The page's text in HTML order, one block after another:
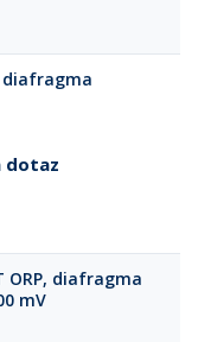
diafragma
dotaz
ORP, diafragma
mV